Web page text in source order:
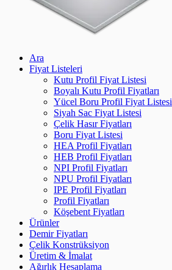
Ara
Fiyat Listeleri
Kutu Profil Fiyat Listesi
Boyalı Kutu Profil Fiyatları
Yücel Boru Profil Fiyat Listesi
Siyah Sac Fiyat Listesi
Çelik Hasır Fiyatları
Boru Fiyat Listesi
HEA Profil Fiyatları
HEB Profil Fiyatları
NPI Profil Fiyatları
NPU Profil Fiyatları
IPE Profil Fiyatları
Profil Fiyatları
Köşebent Fiyatları
Ürünler
Demir Fiyatları
Çelik Konstrüksiyon
Üretim & İmalat
Ağırlık Hesaplama